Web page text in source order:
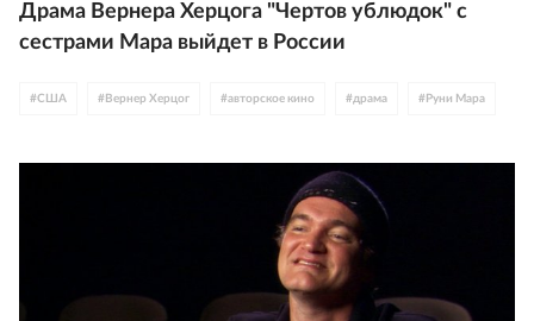
Драма Вернера Херцога "Чертов ублюдок" с
сестрами Мара выйдет в России
#США # Вернер Херцог #авторское кино #драма # Руни Мара